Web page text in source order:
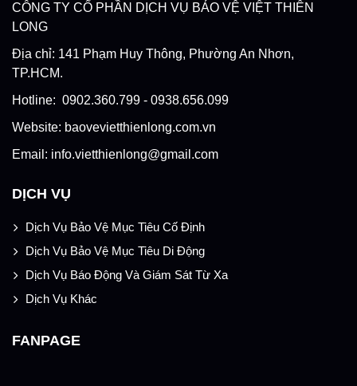
CÔNG TY CỔ PHẦN DỊCH VỤ BẢO VỆ VIỆT THIÊN
LONG
Địa chỉ: 141 Phạm Huy Thông, Phường An Nhơn,
TP.HCM.
Hotline: 0902.360.799 - 0938.656.099
Website: baovevietthienlong.com.vn
Email: info.vietthienlong@gmail.com
DỊCH VỤ
Dịch Vụ Bảo Vệ Mục Tiêu Cố Định
Dịch Vụ Bảo Vệ Mục Tiêu Di Động
Dịch Vụ Báo Động Và Giám Sát Từ Xa
Dịch Vụ Khác
FANPAGE